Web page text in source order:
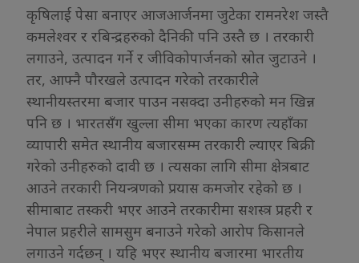
कृषिलाई पेसा बनाएर आजआर्जनमा जुटेका रामनरेश जस्तै
कमलेश्वर र रबिन्द्रहरुको दैनिकी पनि उस्तै छ । तरकारी
लगाउने, उत्पादन गर्ने र जीविकोपार्जनको स्रोत जुटाउने ।
तर, आफ्नै पौरखले उत्पादन गरेको तरकारीले
स्थानीयस्तरमा बजार पाउन नसक्दा उनीहरुको मन खिन्न
पनि छ । भारतसँग खुल्ला सीमा भएका कारण त्यहाँका
व्यापारी समेत स्थानीय बजारसम्म तरकारी ल्याएर बिक्री
गरेको उनीहरुको दावी छ । त्यसका लागि सीमा क्षेत्रबाट
आउने तरकारी नियन्त्रणको प्रयास कमजोर रहेको छ ।
सीमाबाट तस्करी भएर आउने तरकारीमा सशस्त्र प्रहरी र
नेपाल प्रहरीले सामसुम बनाउने गरेको आरोप किसानले
लगाउने गर्दछन् । यहि भएर स्थानीय बजारमा भारतीय